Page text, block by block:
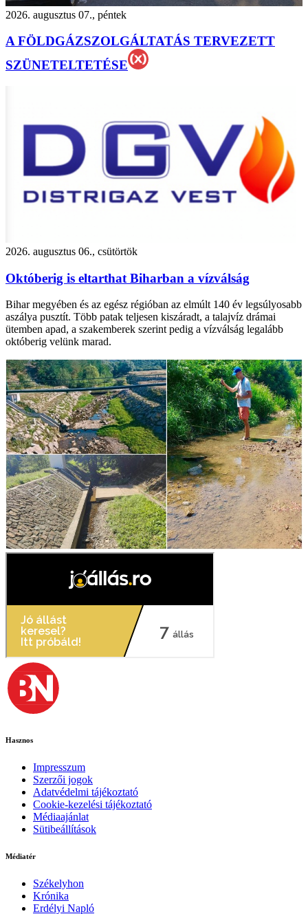
2026. augusztus 07., péntek
A FÖLDGÁZSZOLGÁLTATÁS TERVEZETT
SZÜNETELTETÉSE
2026. augusztus 06., csütörtök
Októberig is eltarthat Biharban a vízválság
Bihar megyében és az egész régióban az elmúlt 140 év legsúlyosabb
aszálya pusztít. Több patak teljesen kiszáradt, a talajvíz drámai
ütemben apad, a szakemberek szerint pedig a vízválság legalább
októberig velünk marad.
Hasznos
Impresszum
Szerzői jogok
Adatvédelmi tájékoztató
Cookie-kezelési tájékoztató
Médiaajánlat
Sütibeállítások
Médiatér
Székelyhon
Krónika
Erdélyi Napló